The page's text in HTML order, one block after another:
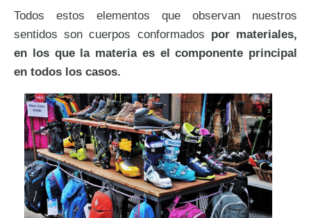
Todos estos elementos que observan nuestros
sentidos son cuerpos conformados por materiales,
en los que la materia es el componente principal
en todos los casos.